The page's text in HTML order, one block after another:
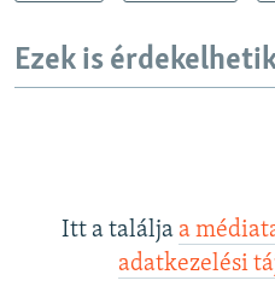
Ezek is
Itt a találja a
adatkezelési